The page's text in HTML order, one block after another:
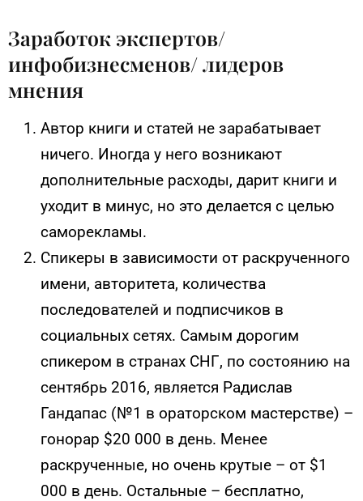
Заработок экспертов/
инфобизнесменов/ лидеров
мнения
Автор книги и статей не зарабатывает
ничего. Иногда у него возникают
дополнительные расходы, дарит книги и
уходит в минус, но это делается с целью
саморекламы.
Спикеры в зависимости от раскрученного
имени, авторитета, количества
последователей и подписчиков в
социальных сетях. Самым дорогим
спикером в странах СНГ, по состоянию на
сентябрь 2016, является Радислав
Гандапас (№1 в ораторском мастерстве) –
гонорар $20 000 в день. Менее
раскрученные, но очень крутые – от $1
000 в день. Остальные – бесплатно,